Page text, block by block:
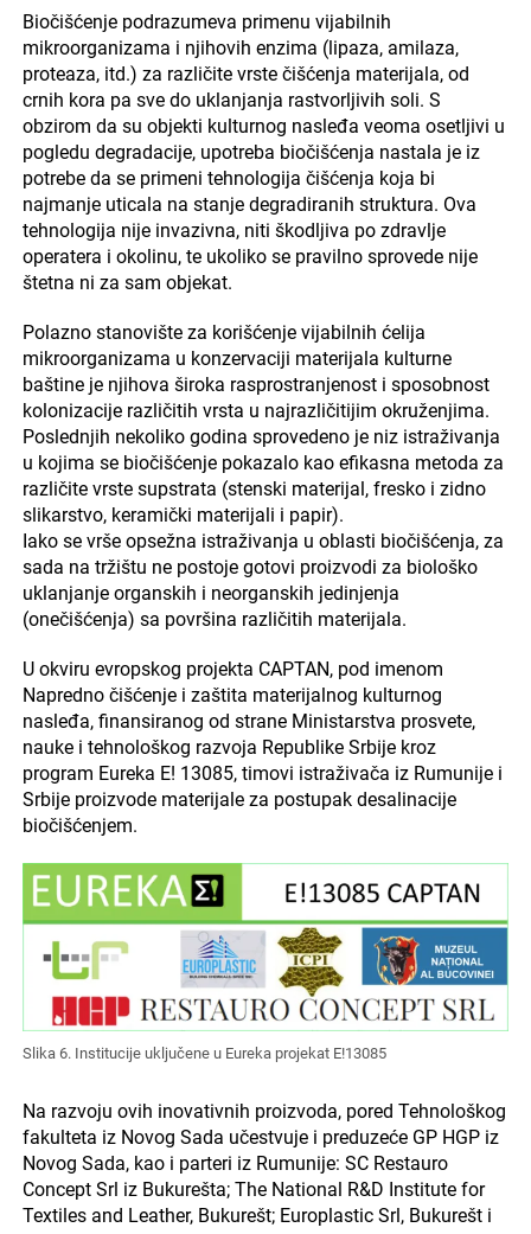
Biočišćenje podrazumeva primenu vijabilnih
mikroorganizama i njihovih enzima (lipaza, amilaza,
proteaza, itd.) za različite vrste čišćenja materijala, od
crnih kora pa sve do uklanjanja rastvorljivih soli. S
obzirom da su objekti kulturnog nasleđa veoma osetljivi u
pogledu degradacije, upotreba biočišćenja nastala je iz
potrebe da se primeni tehnologija čišćenja koja bi
najmanje uticala na stanje degradiranih struktura. Ova
tehnologija nije invazivna, niti škodljiva po zdravlje
operatera i okolinu, te ukoliko se pravilno sprovede nije
štetna ni za sam objekat.
Polazno stanovište za korišćenje vijabilnih ćelija
mikroorganizama u konzervaciji materijala kulturne
baštine je njihova široka rasprostranjenost i sposobnost
kolonizacije različitih vrsta u najrazličitijim okruženjima.
Poslednjih nekoliko godina sprovedeno je niz istraživanja
u kojima se biočišćenje pokazalo kao efikasna metoda za
različite vrste supstrata (stenski materijal, fresko i zidno
slikarstvo, keramički materijali i papir).
Iako se vrše opsežna istraživanja u oblasti biočišćenja, za
sada na tržištu ne postoje gotovi proizvodi za biološko
uklanjanje organskih i neorganskih jedinjenja
(onečišćenja) sa površina različitih materijala.
U okviru evropskog projekta CAPTAN, pod imenom
Napredno čišćenje i zaštita materijalnog kulturnog
nasleđa, finansiranog od strane Ministarstva prosvete,
nauke i tehnološkog razvoja Republike Srbije kroz
program Eureka E! 13085, timovi istraživača iz Rumunije i
Srbije proizvode materijale za postupak desalinacije
biočišćenjem.
Slika 6. Institucije uključene u Eureka projekat E!13085
Na razvoju ovih inovativnih proizvoda, pored Tehnološkog
fakulteta iz Novog Sada učestvuje i preduzeće GP HGP iz
Novog Sada, kao i parteri iz Rumunije: SC Restauro
Concept Srl iz Bukurešta; The National R&D Institute for
Textiles and Leather, Bukurešt; Europlastic Srl, Bukurešt i